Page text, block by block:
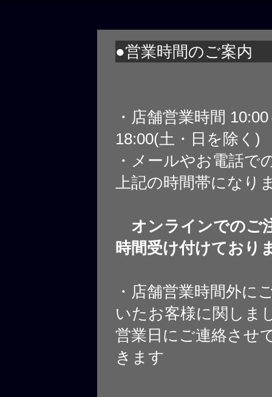
●営業時間のご案内
・店舗営業時間
18:00(土・日を除く)
・メールやお電話で
上記の時間帯になり
オンラインでのご
時間受け付けており
・店舗営業時間外に
いたお客様に関しま
営業日にご連絡させ
きます